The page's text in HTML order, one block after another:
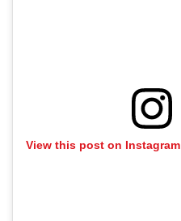
View this post on Instagram